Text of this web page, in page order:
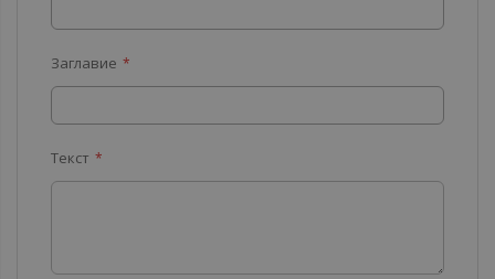
Заглавие
Текст